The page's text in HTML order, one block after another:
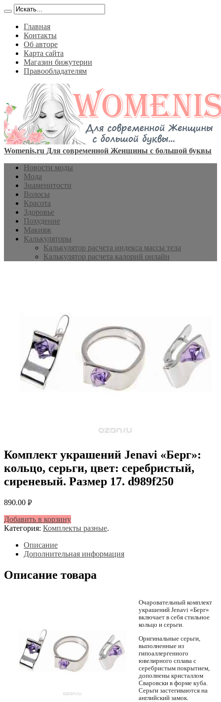
Главная
Контакты
Об авторе
Карта сайта
Магазин бижутерии
Правообладателям
Womenis.ru Для современной Женщины с большой буквы
Новости моды
Мода
Знаменитости
Волосы
Красота
Здоровье
Похудение
Макияж
Калькуляторы
Калькулятор расчета индекса массы тела
Калькулятор расчета калорий онлайн
Комплект украшений Jenavi «Берг»:
кольцо, серьги, цвет: серебристый,
сиреневый. Размер 17. d989f250
890.00 Р
Добавить в корзину
Категория: Комплекты разные.
Описание
Дополнительная информация
Описание товара
Очаровательный комплект
украшений Jenavi «Берг»
включает в себя стильное
кольцо и серьги.
Оригинальные серьги,
выполненные из
гипоаллергенного
ювелирного сплава с
серебристым покрытием,
дополнены кристаллом
Сваровски в форме куба.
Серьги застегиваются на
английский замок.